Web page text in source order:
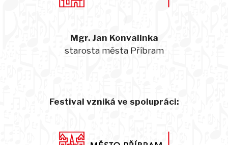
Mgr. Jan Konvalinka
starosta města Příbram
Festival vzniká ve spolupráci: